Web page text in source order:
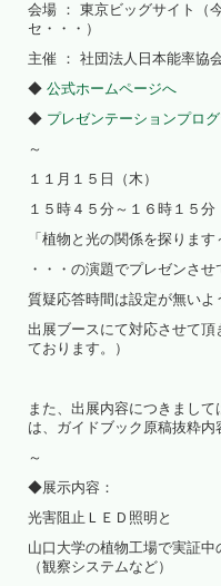
会場 ： 東京ビッグサイト（
セ・・・）
主催 ： 社団法人日本能率協
◆ 公式ホームページへ
◆ プレゼンテーションプロ
～
１１月１５日（木）
１５時４５分～１６時１５分
「植物と光の関係を探ります
・・・の演題でプレゼンさせ
質疑応答時間は設定が無いよ
出展ブースにて対応させて
ております。）
また、出展内容につきまし
は、ガイドブック原稿抜粋内
～
◆展示内容：
光害阻止ＬＥＤ照明と
山口大学の植物工場で実証
（観察システムなど）